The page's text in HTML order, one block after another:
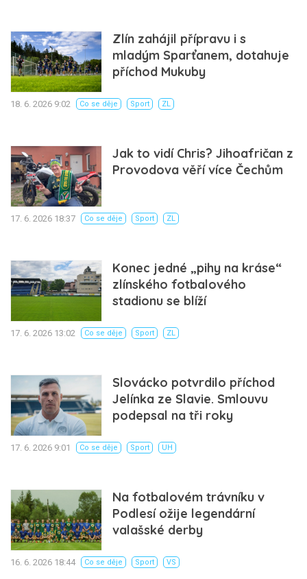
Zlín zahájil přípravu i s
mladým Sparťanem, dotahuje
příchod Mukuby
18. 6. 2026 9:02 Co se děje Sport ZL
Jak to vidí Chris? Jihoafričan z
Provodova věří více Čechům
17. 6. 2026 18:37 Co se děje Sport ZL
Konec jedné „pihy na kráse“
zlínského fotbalového
stadionu se blíží
17. 6. 2026 13:02 Co se děje Sport ZL
Slovácko potvrdilo příchod
Jelínka ze Slavie. Smlouvu
podepsal na tři roky
17. 6. 2026 9:01 Co se děje Sport UH
Na fotbalovém trávníku v
Podlesí ožije legendární
valašské derby
16. 6. 2026 18:44 Co se děje Sport VS